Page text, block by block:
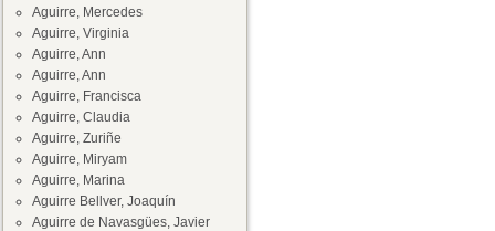
Aguirre, Mercedes
Aguirre, Virginia
Aguirre, Ann
Aguirre, Ann
Aguirre, Francisca
Aguirre, Claudia
Aguirre, Zuriñe
Aguirre, Miryam
Aguirre, Marina
Aguirre Bellver, Joaquín
Aguirre de Navasgües, Javier